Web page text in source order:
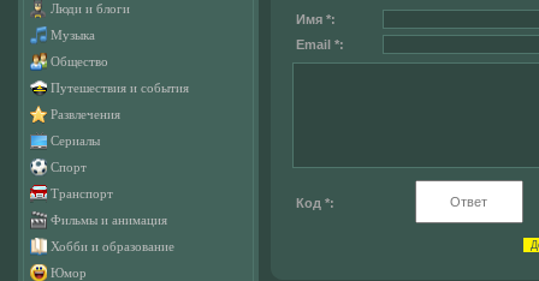
Люди и блоги
Музыка
Общество
Путешествия и события
Развлечения
Сериалы
Спорт
Транспорт
Фильмы и анимация
Хобби и образование
Юмор
Имя *:
Email *:
Код *: